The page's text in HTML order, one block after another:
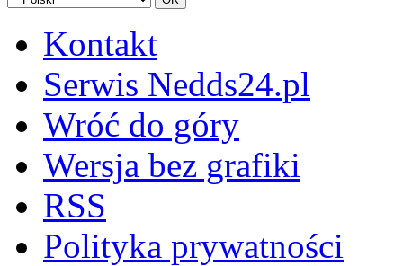
Kontakt
Serwis Nedds24.pl
Wróć do góry
Wersja bez grafiki
RSS
Polityka prywatności